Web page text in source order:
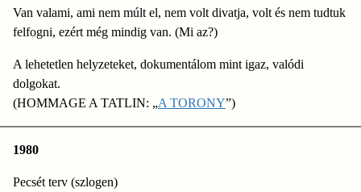
Van valami, ami nem múlt el, nem volt divatja, volt és nem tudtuk
felfogni, ezért még mindig van. (Mi az?)
A lehetetlen helyzeteket, dokumentálom mint igaz, valódi
dolgokat.
(HOMMAGE A TATLIN: „A TORONY”)
1980
Pecsét terv (szlogen)